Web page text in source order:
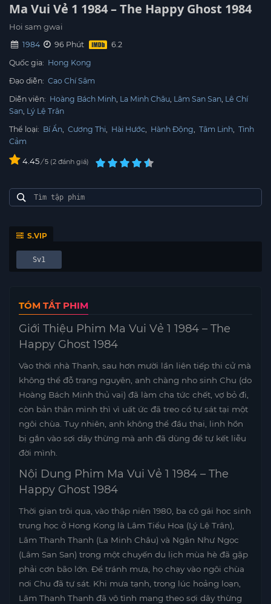
Ma Vui Vẻ 1 1984 – The Happy Ghost 1984
Hoi sam gwai
1984
96 Phút
Quốc gia: Hong Kong
Đạo diễn: Cao Chí Sâm
Diễn viên: Hoàng Bách Minh La Minh Châu Lâm San San Lê Chí
San Lý Lệ Trân
Thể loại: Bí Ẩn, Cương Thi, Hài Hước, Hành Động, Tâm Linh, Tình
Cảm
4.45/ 5 2 đánh giá
S.VIP
Sv1
TÓM TẮT PHIM
Giới Thiệu Phim Ma Vui Vẻ 1 1984 – The
Happy Ghost 1984
Vào thời nhà Thanh, sau hơn mười lần liên tiếp thi cử mà
không thể đỗ trạng nguyên, anh chàng nho sinh Chu (do
Hoàng Bách Minh thủ vai) đã làm cha tức chết, vợ bỏ đi,
còn bản thân mình thì vì uất ức đã treo cổ tự sát tại một
ngôi chùa. Tuy nhiên, anh không thể đầu thai, linh hồn
bị gắn vào sợi dây thừng mà anh đã dùng để tự kết liễu
đời mình.
Nội Dung Phim Ma Vui Vẻ 1 1984 – The
Happy Ghost 1984
Thời gian trôi qua, vào thập niên 1980, ba cô gái học sinh
trung học ở Hong Kong là Lâm Tiểu Hoa (Lý Lệ Trân),
Lâm Thanh Thanh (La Minh Châu) và Ngân Như Ngọc
(Lâm San San) trong một chuyến du lịch mùa hè đã gặp
phải cơn bão lớn. Để tránh mưa, họ chạy vào ngôi chùa
nơi Chu đã tự sát. Khi mưa tạnh, trong lúc hoảng loạn,
Lâm Thanh Thanh đã vô tình mang theo sợi dây thừng